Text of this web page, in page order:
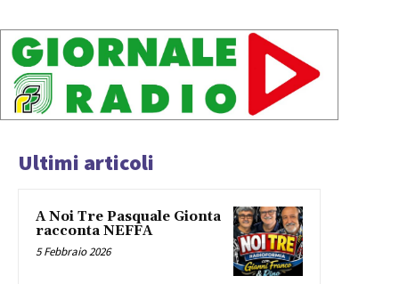
Ultimi articoli
A Noi Tre Pasquale Gionta
racconta NEFFA
5 Febbraio 2026